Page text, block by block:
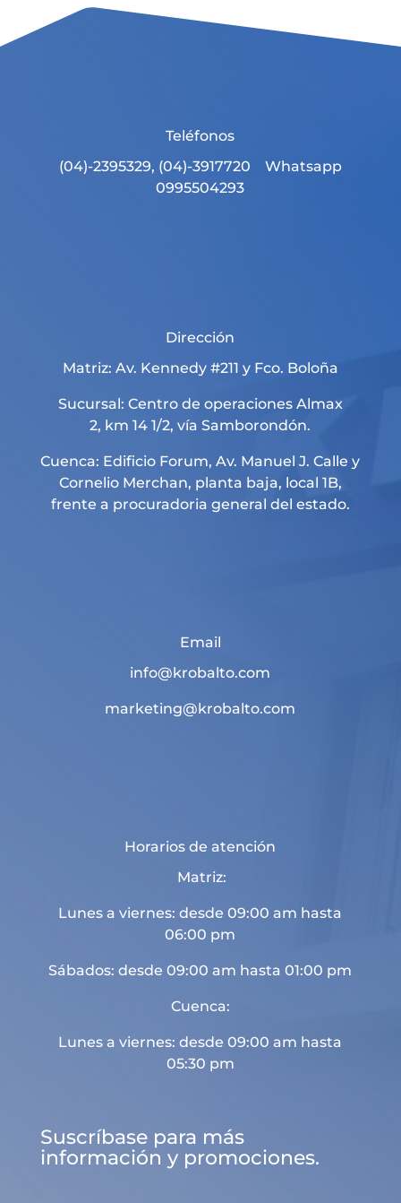
Teléfonos
(04)-2395329, (04)-3917720 Whatsapp
0995504293
Dirección
Matriz: Av. Kennedy #211 y Fco. Boloña
Sucursal: Centro de operaciones Almax
2, km 14 1/2, vía Samborondón.
Cuenca: Edificio Forum, Av. Manuel J. Calle y
Cornelio Merchan, planta baja, local 1B,
frente a procuradoria general del estado.
Email
info@krobalto.com
marketing@krobalto.com
Horarios de atención
Matriz:
Lunes a viernes: desde 09:00 am hasta
06:00 pm
Sábados: desde 09:00 am hasta 01:00 pm
Cuenca:
Lunes a viernes: desde 09:00 am hasta
05:30 pm
Suscríbase para más
información y promociones.